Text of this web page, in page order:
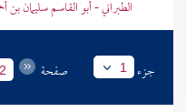
الطبراني - أبو القاسم سليمان
جزء 1 صفحة